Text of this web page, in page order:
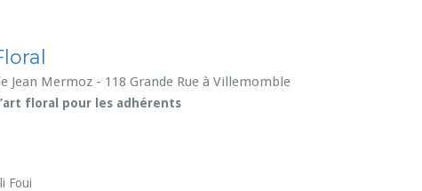
Jean Mermoz - 118 Grande Rue à Villemomble
floral pour les adhérents
Foui